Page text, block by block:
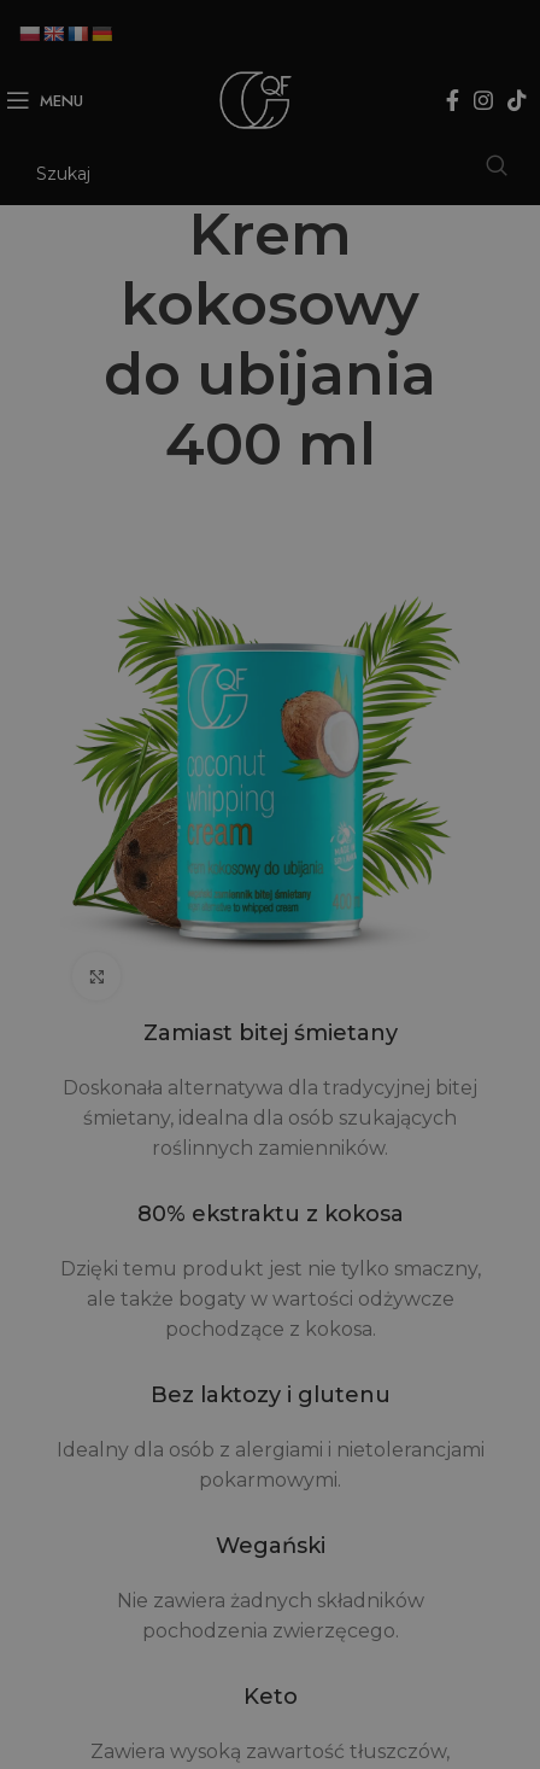
MENU
Krem
kokosowy
do ubijania
400 ml
Zamiast bitej śmietany
Doskonała alternatywa dla tradycyjnej bitej
śmietany, idealna dla osób szukających
roślinnych zamienników.
80% ekstraktu z kokosa
Dzięki temu produkt jest nie tylko smaczny,
ale także bogaty w wartości odżywcze
pochodzące z kokosa.
Bez laktozy i glutenu
Idealny dla osób z alergiami i nietolerancjami
pokarmowymi.
Wegański
Nie zawiera żadnych składników
pochodzenia zwierzęcego.
Keto
Zawiera wysoką zawartość tłuszczów,